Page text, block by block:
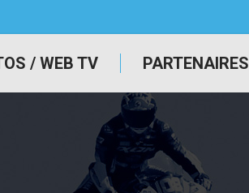
/ WEB TV PARTENAIRES